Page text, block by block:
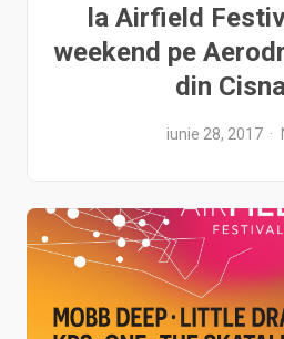
la Airfield
weekend pe
din
iunie 28, 2017